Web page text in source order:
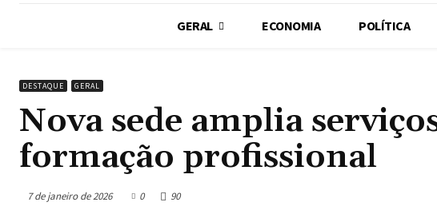
GERAL ECONOMIA POLÍTICA
DESTAQUE GERAL
Nova sede amplia
formação profissional
7 de janeiro de 2026 0 90